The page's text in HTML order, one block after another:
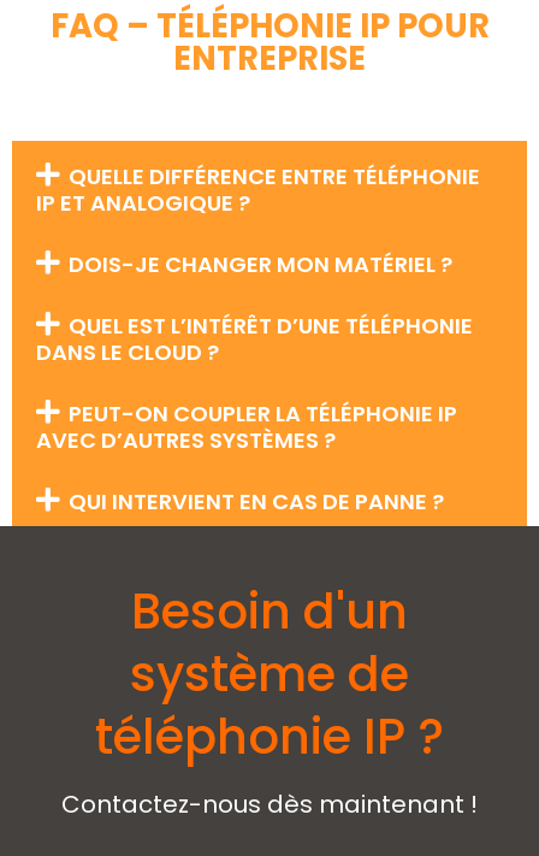
FAQ – TÉLÉPHONIE IP POUR
ENTREPRISE
QUELLE DIFFÉRENCE ENTRE TÉLÉPHONIE
IP ET ANALOGIQUE ?
DOIS-JE CHANGER MON MATÉRIEL ?
QUEL EST L’INTÉRÊT D’UNE TÉLÉPHONIE
DANS LE CLOUD ?
PEUT-ON COUPLER LA TÉLÉPHONIE IP
AVEC D’AUTRES SYSTÈMES ?
QUI INTERVIENT EN CAS DE PANNE ?
Besoin d'un
système de
téléphonie IP ?
Contactez-nous dès maintenant !